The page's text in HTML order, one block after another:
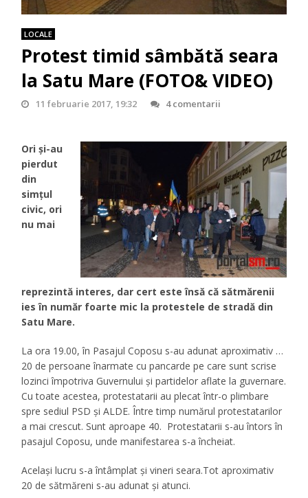
LOCALE
Protest timid sâmbătă seara
la Satu Mare (FOTO& VIDEO)
11 februarie 2017, 19:32 4 comentarii
Ori și-au
pierdut
din
simțul
civic, ori
nu mai
reprezintă interes, dar cert este însă că sătmărenii
ies în număr foarte mic la protestele de stradă din
Satu Mare.
La ora 19.00, în Pasajul Coposu s-au adunat aproximativ …
20 de persoane înarmate cu pancarde pe care sunt scrise
lozinci împotriva Guvernului și partidelor aflate la guvernare.
Cu toate acestea, protestatarii au plecat într-o plimbare
spre sediul PSD şi ALDE. Între timp numărul protestatarilor
a mai crescut. Sunt aproape 40. Protestatarii s-au întors în
pasajul Coposu, unde manifestarea s-a încheiat.
Același lucru s-a întâmplat și vineri seara.Tot aproximativ
20 de sătmăreni s-au adunat și atunci.